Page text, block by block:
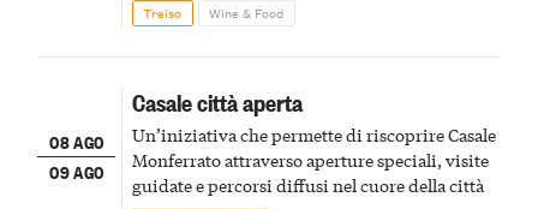
Treiso Wine & Food
08 AGO
09 AGO
Casale città aperta
Un’iniziativa che permette di riscoprire Casale
Monferrato attraverso aperture speciali, visite
guidate e percorsi diffusi nel cuore della città